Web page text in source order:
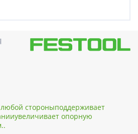
любой стороныподдерживает
опорную